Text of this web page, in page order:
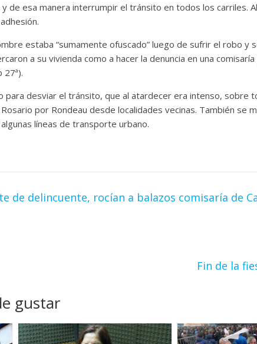
y de esa manera interrumpir el tránsito en todos los carriles.
estaba “sumamente ofuscado” luego de sufrir el robo y
a su vivienda como a hacer la denuncia en una
para desviar el tránsito, que al atardecer era intenso, sobre
por Rondeau desde localidades vecinas. También se
líneas de transporte urbano.
de delincuente, rocían a balazos comisaría de
Fin de la
gustar